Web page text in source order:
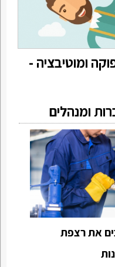
ומוטיבציה -
ומנהלים
את רצפת